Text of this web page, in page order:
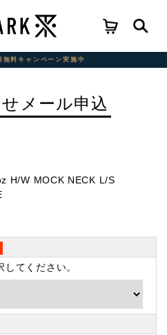
料キャンペーン実施中
メール申込
H/W MOCK NECK L/S
てください。